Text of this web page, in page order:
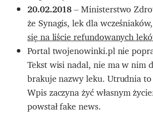
20.02.2018– Ministerstwo
że Synagis, lek dla
się na liście refundowanych
Portal twojenowinki.pl nie
Tekst wisi nadal, nie ma w nim
brakuje nazwy leku. Utrudnia
Wpis zaczyna żyć własnym
powstał fake news.